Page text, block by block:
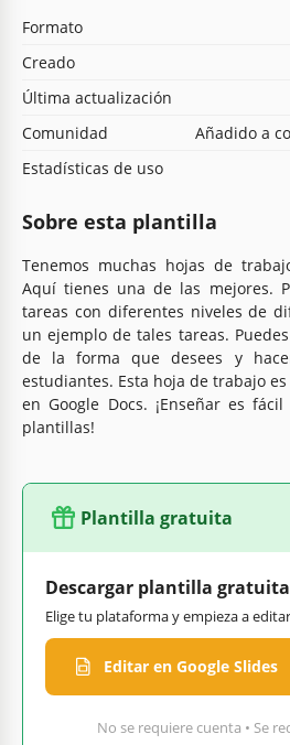
Formato
Creado
Última actualización
Comunidad
Añadido a
Estadísticas de uso
Sobre esta plantilla
Tenemos muchas hojas de
Aquí tienes una de las mejores.
tareas con diferentes niveles de
un ejemplo de tales tareas.
de la forma que desees y
estudiantes. Esta hoja de trabajo
en Google Docs. ¡Enseñar es
plantillas!
Plantilla gratuita
Descargar plantilla gratuita
Elige tu plataforma y empieza a
Editar en Google Slides
No se requiere cuenta • Se